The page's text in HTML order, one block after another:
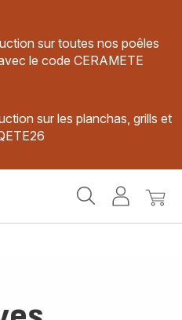
sur toutes nos poêles
le code CERAMETE
sur les planchas, grills et
MonMon